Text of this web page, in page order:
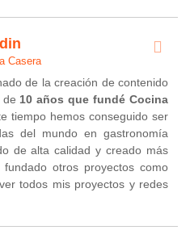
Casera
de la creación de contenido
de 10 años que fundé Cocina
tiempo hemos conseguido ser
del mundo en gastronomía
de alta calidad y creado más
fundado otros proyectos como
todos mis proyectos y redes